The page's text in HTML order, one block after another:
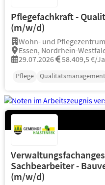
Pflegefachkraft -
(m/w/d)
Wohn- und
Essen, Nordrhein-
29.07.2026
58.409,5 €/
Pflege Qualitätsmanagement
Sachbearbeiter -
(m/w/d)